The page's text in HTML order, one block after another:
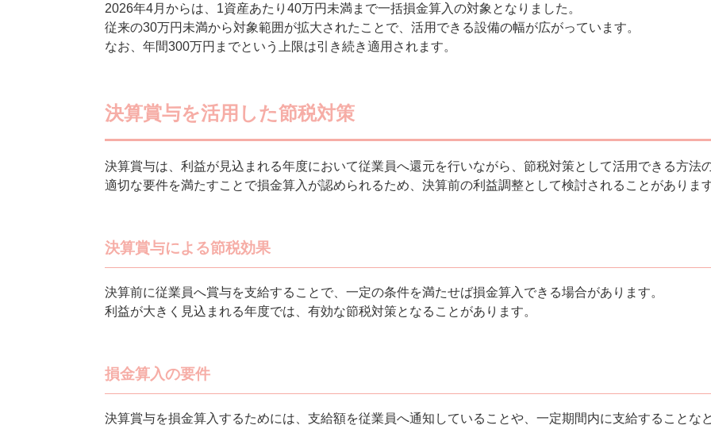
2026年4月からは、1資産あたり40万円未満まで一括損金算入の対象となりました。
従来の30万円未満から対象範囲が拡大されたことで、活用できる設備の幅が広がっています。
なお、年間300万円までという上限は引き続き適用されます。
決算賞与を活用した節税対策
決算賞与は、利益が見込まれる年度において従業員へ還元を行いながら、節税対策として活用できる方法
適切な要件を満たすことで損金算入が認められるため、決算前の利益調整として検討されることがありま
決算賞与による節税効果
決算前に従業員へ賞与を支給することで、一定の条件を満たせば損金算入できる場合があります。
利益が大きく見込まれる年度では、有効な節税対策となることがあります。
損金算入の要件
決算賞与を損金算入するためには、支給額を従業員へ通知していることや、一定期間内に支給することな